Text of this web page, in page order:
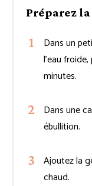
Préparez
Dans un
l’eau
minutes.
Dans une
ébullition.
Ajoutez la
chaud.